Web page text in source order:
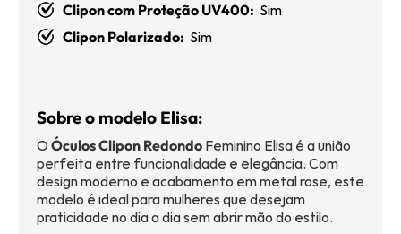
Clipon com Proteção UV400: Sim
Clipon Polarizado: Sim
Sobre o modelo Elisa:
O Óculos Clipon Redondo Feminino Elisa é a união
perfeita entre funcionalidade e elegância. Com
design moderno e acabamento em metal rose, este
modelo é ideal para mulheres que desejam
praticidade no dia a dia sem abrir mão do estilo.